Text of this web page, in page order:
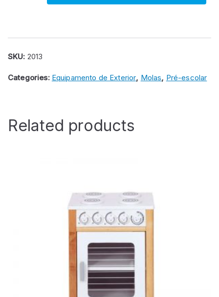
em
HPL
SKU: 2013
Categories: Equipamento de Exterior, Molas, Pré-escolar
Related products